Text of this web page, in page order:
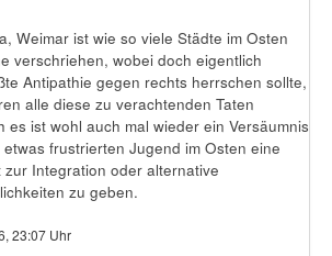
Weimar ist wie so viele Städte im Osten
verschriehen, wobei doch eigentlich
Antipathie gegen rechts herrschen sollte,
alle diese zu verachtenden Taten
es ist wohl auch mal wieder ein Versäumnis
frustrierten Jugend im Osten eine
Integration oder alternative
zu geben.
23:07 Uhr